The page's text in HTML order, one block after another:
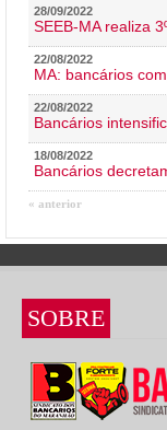
28/09/2022
SEEB-MA realiza
22/08/2022
MA: bancários
22/08/2022
Bancários
18/08/2022
Bancários
« anterior
SOBRE